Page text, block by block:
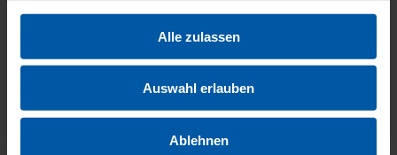
Alle zulassen
Auswahl erlauben
Ablehnen
Bord­com­pu­ter
Elektr. Fens­ter­he­ber
Funk-Zen­tral­ver­rie­ge­lung
Innen­spie­gel autom. abblen­dend